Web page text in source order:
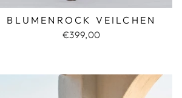
BLUMENROCK VEILCHEN
€399,00